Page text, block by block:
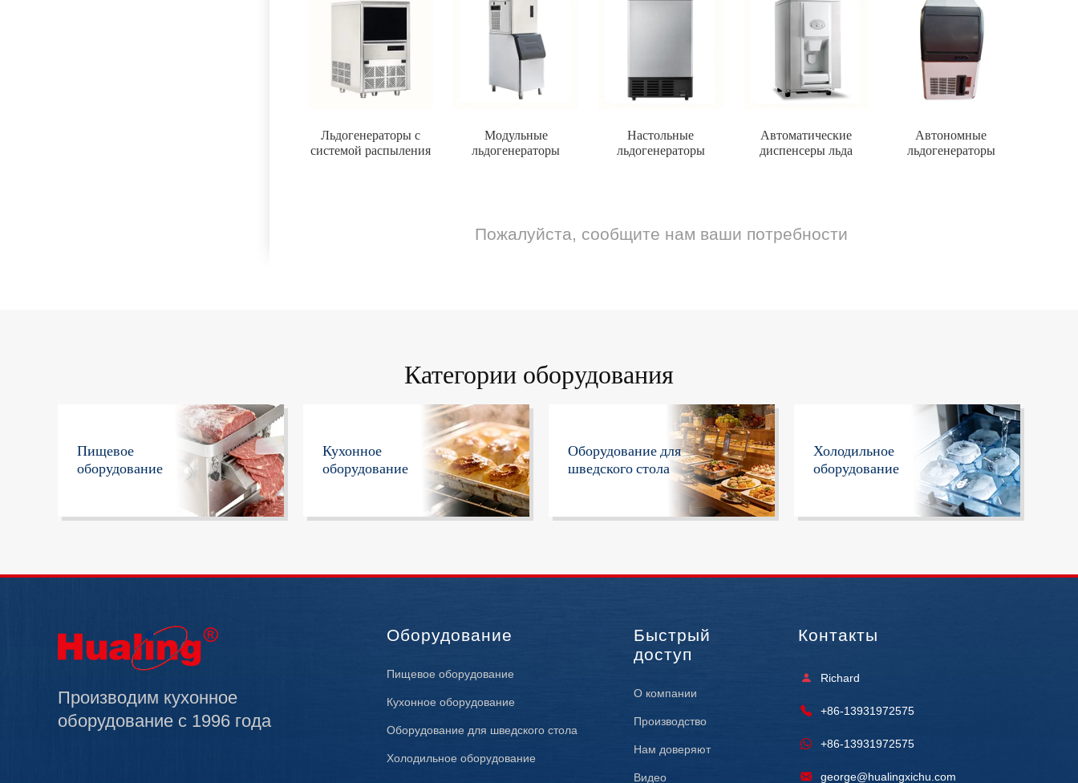
Льдогенераторы с
системой распыления
Модульные
льдогенераторы
Настольные
льдогенераторы
Автоматические
диспенсеры льда
Автономные
льдогенераторы
Пожалуйста, сообщите нам ваши потребности
Категории оборудования
Пищевое
оборудование
Кухонное
оборудование
Оборудование для
шведского стола
Холодильное
оборудование
Производим кухонное
оборудование с 1996 года
Оборудование
Пищевое оборудование
Кухонное оборудование
Оборудование для шведского стола
Холодильное оборудование
Быстрый
доступ
О компании
Производство
Нам доверяют
Видео
Контакты
Richard
+86-13931972575
+86-13931972575
george@hualingxichu.com